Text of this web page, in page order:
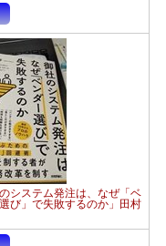
のシステム発注は、なぜ「ベ
び」で失敗するのか」田村